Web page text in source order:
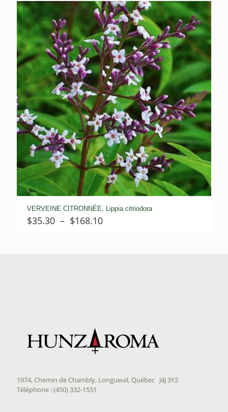
$36.40
à
$503.00
VERVEINE CITRONNÉE, Lippia citriodora
$35.30 – $168.10Plage
1974, Chemin de Chambly, Longueuil, Québec J4J 3Y2
Téléphone : (450) 332-1551